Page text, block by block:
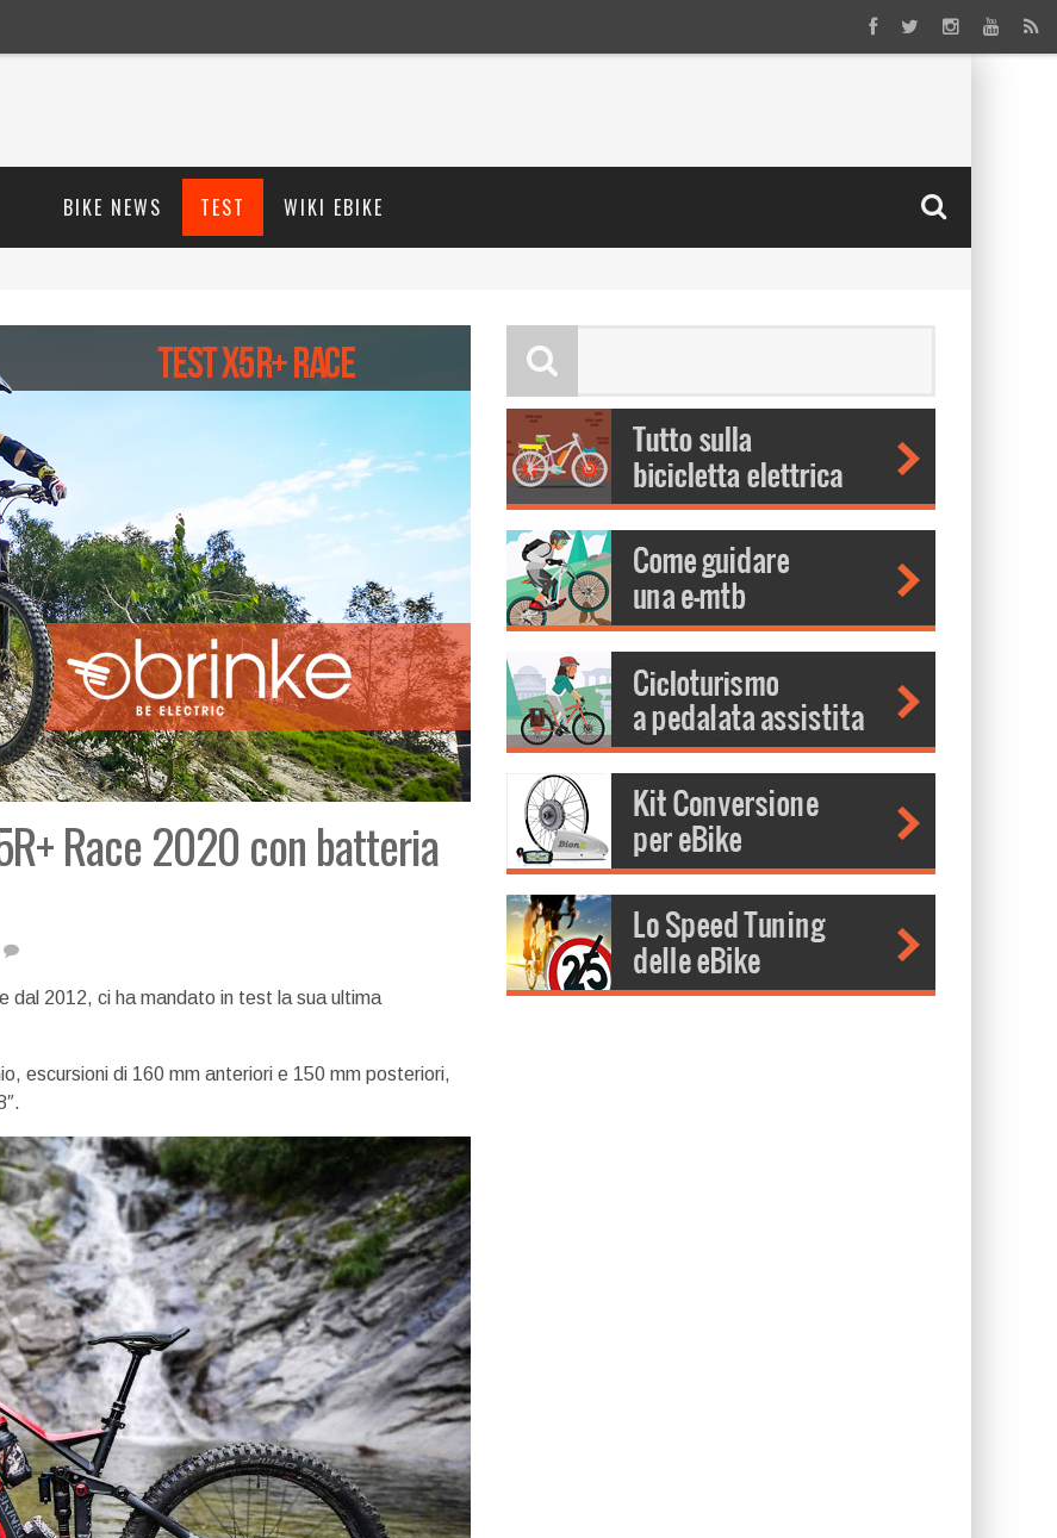
BIKE NEWS TEST WIKI EBIKE
Race 2020 con batteria
dal 2012, ci ha mandato in test la sua ultima
escursioni di 160 mm anteriori e 150 mm posteriori,